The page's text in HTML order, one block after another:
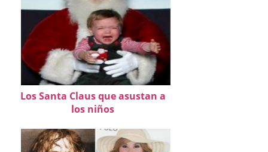
Los Santa Claus que asustan a
los niños